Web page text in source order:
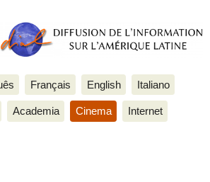
Français English Italiano
Academia Cinema Internet